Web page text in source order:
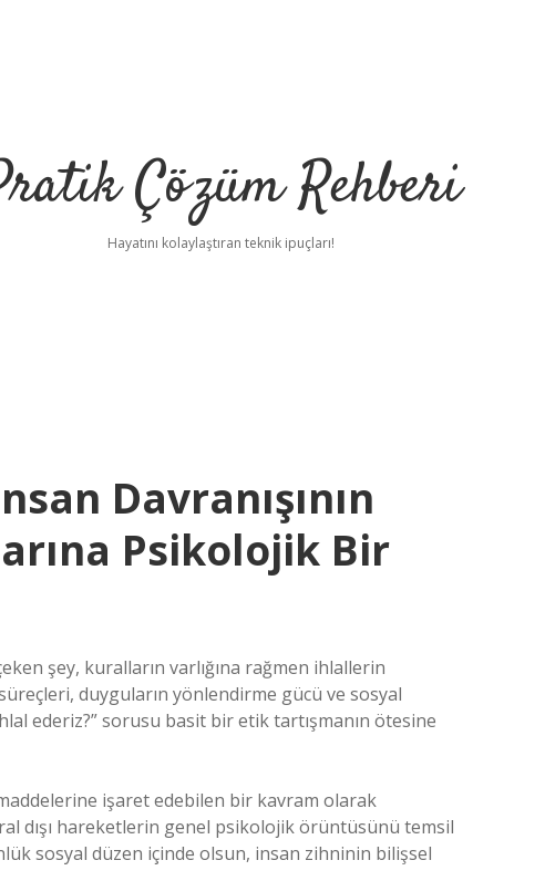
Çözüm Rehberi
Hayatını kolaylaştıran teknik ipuçları!
Davranışının
Psikolojik Bir
şey, kuralların varlığına rağmen ihlallerin
duyguların yönlendirme gücü ve sosyal
ederiz?” sorusu basit bir etik tartışmanın ötesine
işaret edebilen bir kavram olarak
dışı hareketlerin genel psikolojik örüntüsünü temsil
sosyal düzen içinde olsun, insan zihninin bilişsel